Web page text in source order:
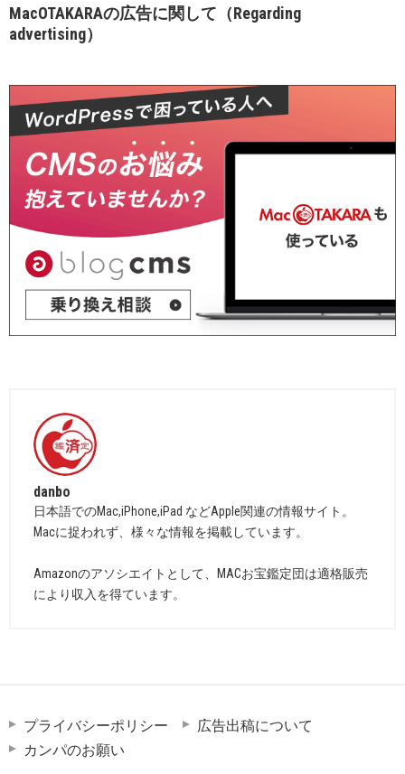
MacOTAKARAの広告に関して（Regarding
advertising）
danbo
日本語でのMac,iPhone,iPad などApple関連の情報サイト。
Macに捉われず、様々な情報を掲載しています。
Amazonのアソシエイトとして、MACお宝鑑定団は適格販売
により収入を得ています。
プライバシーポリシー
広告出稿について
カンパのお願い